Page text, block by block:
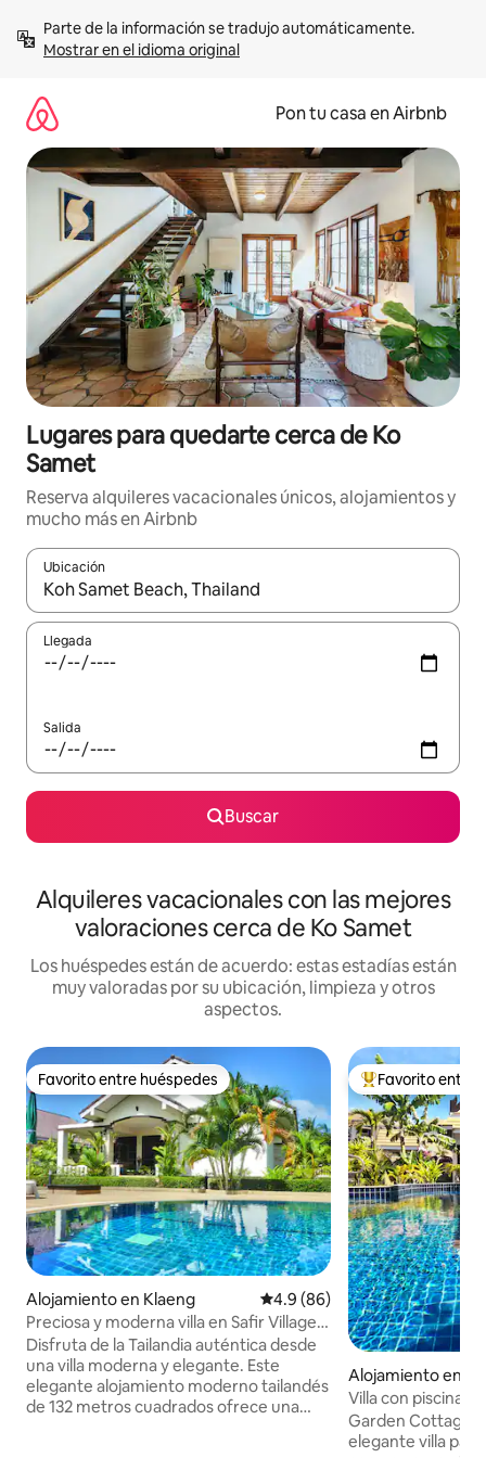
contenidoMostrar en el idioma original
Pon tu casa en Airbnb
Lugares para quedarte cerca de Ko
Samet
Reserva alquileres vacacionales únicos, alojamientos y
mucho más en Airbnb
Ubicación
Cuando los resultados estén disponibles, navega con las
Llegada
Salida
Buscar
Alquileres vacacionales con las mejores
valoraciones cerca de Ko Samet
Los huéspedes están de acuerdo: estas estadías están
muy valoradas por su ubicación, limpieza y otros
aspectos.
Favorito entre huéspedes
Favorito entre huéspedes
Alojamiento en Klaeng Calificación promedio: 4.9 de
4.9 (86)
Preciosa y moderna villa en Safir Village
Ban Phe
Disfruta de la Tailandia auténtica desde
una villa moderna y elegante. Este
elegante alojamiento moderno tailandés
de 132 metros cuadrados ofrece una
Favorito entre
Favorito entre
Alojamiento en
Villa con piscina
VIP Chain Resort
Garden Cottage
elegante villa